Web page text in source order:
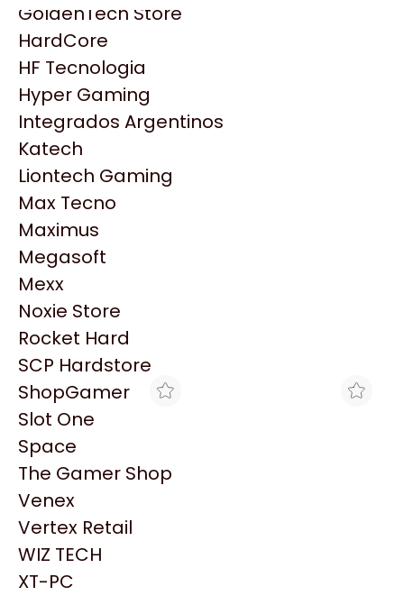
HP
HyperX
INNO3D
Intel
Kingston
Lenovo
Logitech
MSI
NVIDIA GeForce
NZXT
PNY
Palit
Philips
PowerColor
Razer
Redragon
Samsung
Sandisk
Sapphire
Seagate
Sentey
Solarmax
GoldenTech Store
HardCore
HF Tecnologia
Hyper Gaming
Integrados Argentinos
Katech
Liontech Gaming
Max Tecno
Maximus
Megasoft
Mexx
Noxie Store
Rocket Hard
SCP Hardstore
ShopGamer
Slot One
Space
The Gamer Shop
Venex
Vertex Retail
WIZ TECH
XT-PC
Productos
Similares
Explorá más productos similares
IMPRESORA HP MF
DESKJET INK ADVANTAGE
2875
$307.599